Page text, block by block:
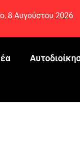
8 Αυγούστου 2026